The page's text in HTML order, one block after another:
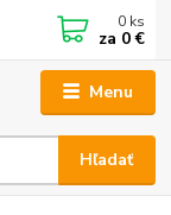
Menu
Hľadať
0 ks
za 0 €